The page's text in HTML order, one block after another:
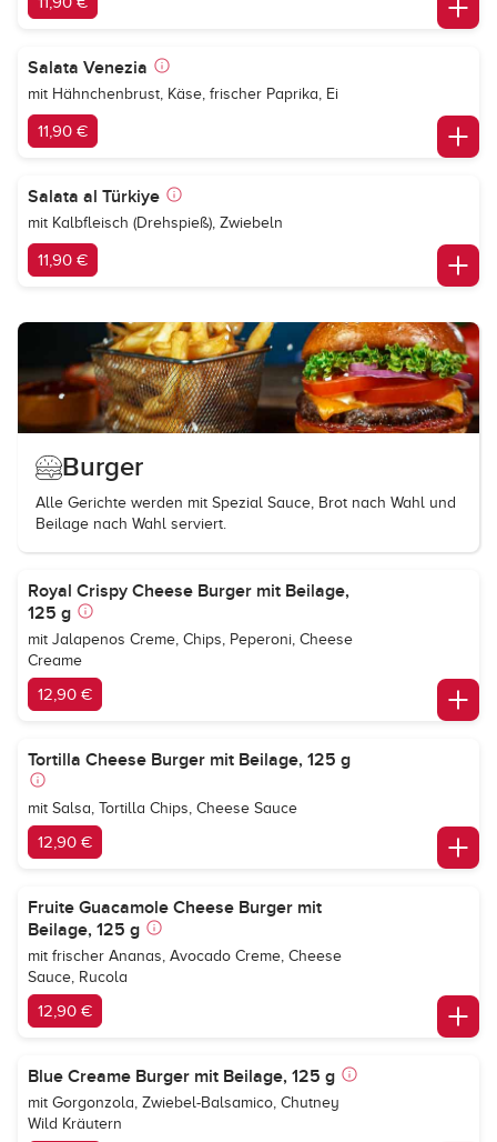
Salata Venezia
mit Hähnchenbrust, Käse, frischer Paprika, Ei
11,90 €
Salata al Türkiye
mit Kalbfleisch (Drehspieß), Zwiebeln
11,90 €
Burger
Alle Gerichte werden mit Spezial Sauce, Brot nach Wahl und
Beilage nach Wahl serviert.
Royal Crispy Cheese Burger mit Beilage,
125 g
mit Jalapenos Creme, Chips, Peperoni, Cheese
Creame
12,90 €
Tortilla Cheese Burger mit Beilage, 125 g
mit Salsa, Tortilla Chips, Cheese Sauce
12,90 €
Fruite Guacamole Cheese Burger mit
Beilage, 125 g
mit frischer Ananas, Avocado Creme, Cheese
Sauce, Rucola
12,90 €
Blue Creame Burger mit Beilage, 125 g
mit Gorgonzola, Zwiebel-Balsamico, Chutney
Wild Kräutern